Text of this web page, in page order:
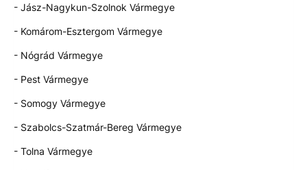
- Jász-Nagykun-Szolnok Vármegye
- Komárom-Esztergom Vármegye
- Nógrád Vármegye
- Pest Vármegye
- Somogy Vármegye
- Szabolcs-Szatmár-Bereg Vármegye
- Tolna Vármegye